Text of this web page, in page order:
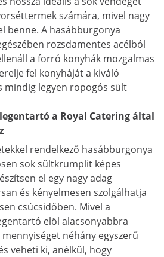
számára, mivel nagy
benne. A hasábburgonya
rozsdamentes acélból
a forró konyhák mozgalmas
fel konyháját a kiváló
mindig legyen ropogós sült
a Royal Catering által
rendelkező hasábburgonya
sok sültkrumplit képes
el egy nagy adag
és kényelmesen szolgálhatja
csúcsidőben. Mivel a
elöl alacsonyabbra
néhány egyszerű
veheti ki, anélkül, hogy